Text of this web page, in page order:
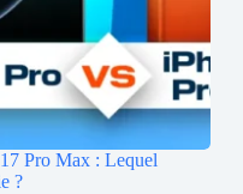
Pro Max : Lequel
?